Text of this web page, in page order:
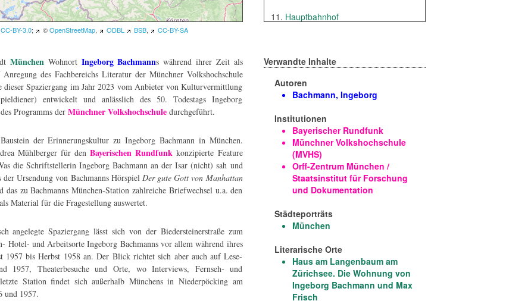
CC-BY-3.0; ©OpenStreetMap, ODBL BSB, CC-BY-SA
Hauptbahnhof
Arnulfstraße 42: Studio des BR
Niederpöcking: Villa K (ehem.
DGB-Schule) am Starnberger See
MünchenWohnort Ingeborg Bachmanns während ihrer Zeit als
des Fachbereichs Literatur der Münchner Volkshochschule
dieser Spaziergang im Jahr 2023 vom Anbieter von Kulturvermittlung
entwickelt und anlässlich des 50. Todestags Ingeborg
Programms der Münchner Volkshochschule durchgeführt.
der Erinnerungskultur zu Ingeborg Bachmann in München.
Mühlberger für denBayerischen Rundfunk konzipierte Feature
die Schriftstellerin Ingeborg Bachmann an der Isar (nicht) sah und
der Ursendung von Bachmanns Hörspiel Der gute Gott von Manhattan
zu Bachmanns München-Station zahlreiche Briefwechsel u.a. den
als Material für die Fragestellung auswertet.
angelegte Spaziergang lässt sich von der Biedersteinerstraße zum
Hotel- und Arbeitsorte Ingeborg Bachmanns vor allem während ihres
bis Herbst 1958 an. Der Blick richtet sich aber auch auf Lese-
1957, Theaterbesuche und Orte, wo Interviews, Fernseh- und
Station findet sich außerhalb Münchens in Niederpöcking am
und 1957.
Verwandte Inhalte
Autoren
Bachmann, Ingeborg
Institutionen
Bayerischer Rundfunk
Münchner Volkshochschule
(MVHS)
Orff-Zentrum München /
Staatsinstitut für Forschung
und Dokumentation
Städteporträts
München
Literarische Orte
Haus am Langenbaum am
Zürichsee. Die Wohnung von
Ingeborg Bachmann und Max
Frisch